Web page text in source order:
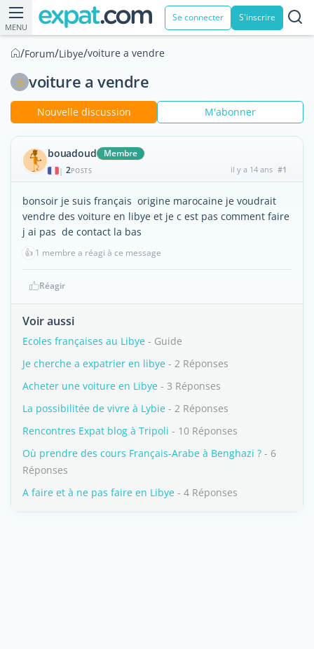
MENU
Se connecter S'inscrire
/Forum/Libye/voiture a vendre
voiture a vendre
Nouvelle discussion M'abonner
bouadoud Membre
| 2POSTS il y a 14 ans #1
bonsoir je suis français origine marocaine je voudrait
vendre des voiture en libye et je c est pas comment faire
j ai pas de contact la bas
👍 1 membre a réagi à ce message
Réagir
Voir aussi
Ecoles françaises au Libye - Guide
Je cherche a expatrier en libye - 2 Réponses
Acheter une voiture en Libye - 3 Réponses
La possibilitée de vivre à Lybie - 2 Réponses
Rencontres Expat blog à Tripoli - 10 Réponses
Où prendre des cours Français-Arabe à Benghazi ? - 6
Réponses
A faire et à ne pas faire en Libye - 4 Réponses